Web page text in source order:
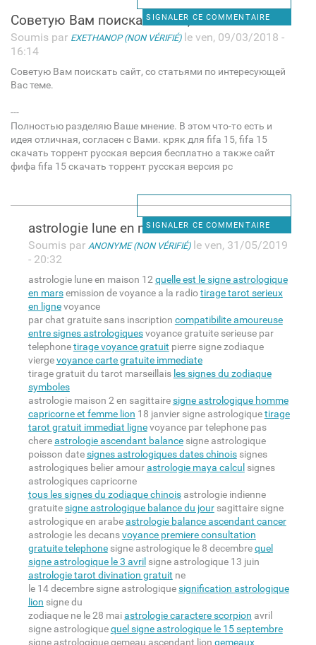
SIGNALER CE COMMENTAIRE
Советую Вам поискать сайт, со
Soumis par EXETHANOP (NON VÉRIFIÉ)le ven, 09/03/2018 -
16:14
Советую Вам поискать сайт, со статьями по интересующей
Вас теме.
---
Полностью разделяю Ваше мнение. В этом что-то есть и
идея отличная, согласен с Вами. кряк для fifa 15, fifa 15
скачать торрент русская версия бесплатно а также сайт
фифа fifa 15 скачать торрент русская версия pc
SIGNALER CE COMMENTAIRE
astrologie lune en maison 12
Soumis par ANONYME (NON VÉRIFIÉ)le ven, 31/05/2019
- 20:32
astrologie lune en maison 12quelle est le signe astrologique
en marsemission de voyance a la radiotirage tarot serieux
en lignevoyance
par chat gratuite sans inscription compatibilite amoureuse
entre signes astrologiquesvoyance gratuite serieuse par
telephonetirage voyance gratuit pierre signe zodiaque
viergevoyance carte gratuite immediate
tirage gratuit du tarot marseillais les signes du zodiaque
symboles
astrologie maison 2 en sagittairesigne astrologique homme
capricorne et femme lion 18 janvier signe astrologiquetirage
tarot gratuit immediat lignevoyance par telephone pas
chereastrologie ascendant balancesigne astrologique
poisson datesignes astrologiques dates chinoissignes
astrologiques belier amourastrologie maya calcul signes
astrologiques capricorne
tous les signes du zodiaque chinoisastrologie indienne
gratuitesigne astrologique balance du joursagittaire signe
astrologique en arabeastrologie balance ascendant cancer
astrologie les decansvoyance premiere consultation
gratuite telephonesigne astrologique le 8 decembrequel
signe astrologique le 3 avril signe astrologique 13 juin
astrologie tarot divination gratuit ne
le 14 decembre signe astrologiquesignification astrologique
lion signe du
zodiaque ne le 28 maiastrologie caractere scorpion avril
signe astrologiquequel signe astrologique le 15 septembre
signe astrologique gemeau ascendant lion gemeaux